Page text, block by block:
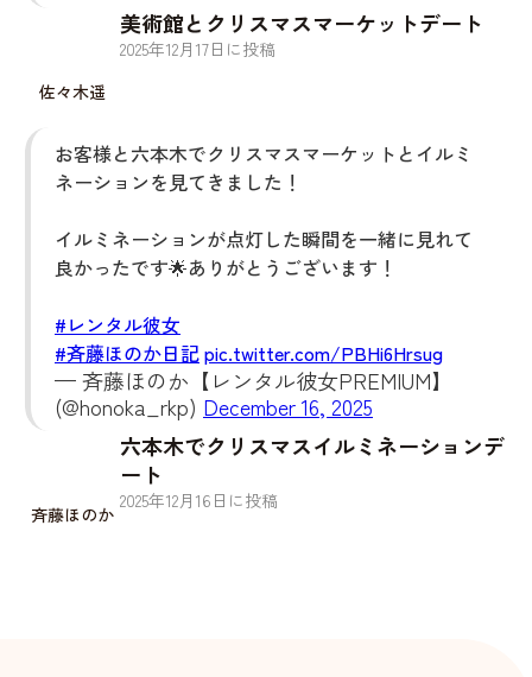
佐々木遥
美術館とクリスマスマーケットデート
2025年12月 17日に投稿
お客様と六本木でクリスマスマーケットとイルミ
ネーションを見てきました！
イルミネーションが点灯した瞬間を一緒に見れて
良かったです🌟ありがとうございます！
#レンタル彼女
#斉藤ほのか日記pic.twitter.com/PBHi6Hrsug
— 斉藤ほのか【レンタル彼女PREMIUM】
(@honoka_rkp) December 16, 2025
斉藤ほのか
六本木でクリスマスイルミネーションデ
ート
2025年12月 16 日に投稿